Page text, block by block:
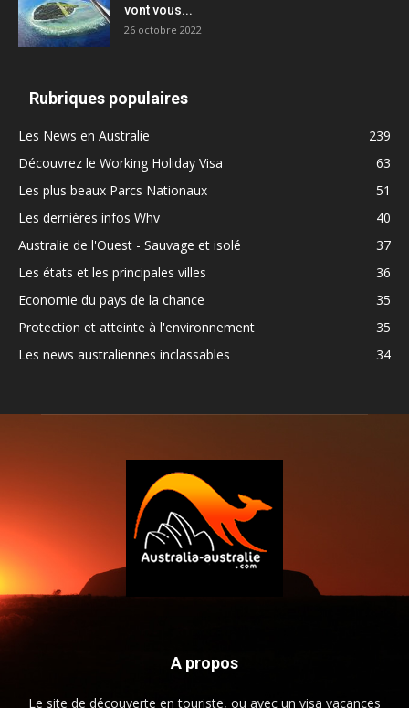
vont vous...
26 octobre 2022
Rubriques populaires
Les News en Australie
239
Découvrez le Working Holiday Visa
63
Les plus beaux Parcs Nationaux
51
Les dernières infos Whv
40
Australie de l'Ouest - Sauvage et isolé
37
Les états et les principales villes
36
Economie du pays de la chance
35
Protection et atteinte à l'environnement
35
Les news australiennes inclassables
34
A propos
Le site de découverte en touriste, ou avec un visa vacances